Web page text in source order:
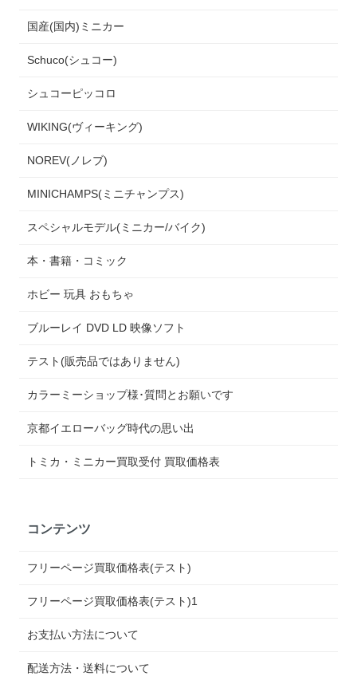
国産(国内)ミニカー
Schuco(シュコー)
シュコーピッコロ
WIKING(ヴィーキング)
NOREV(ノレブ)
MINICHAMPS(ミニチャンプス)
スペシャルモデル(ミニカー/バイク)
本・書籍・コミック
ホビー 玩具 おもちゃ
ブルーレイ DVD LD 映像ソフト
テスト(販売品ではありません)
カラーミーショップ様･質問とお願いです
京都イエローバッグ時代の思い出
トミカ・ミニカー買取受付 買取価格表
コンテンツ
フリーページ買取価格表(テスト)
フリーページ買取価格表(テスト)1
お支払い方法について
配送方法・送料について